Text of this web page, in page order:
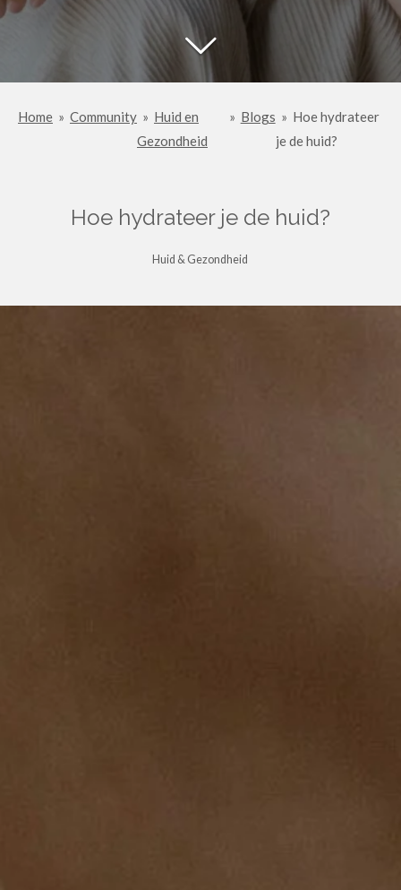
Home » Community » Huid en
Gezondheid
» Blogs » Hoe hydrateer
je de huid?
Hoe hydrateer je de huid?
Huid & Gezondheid